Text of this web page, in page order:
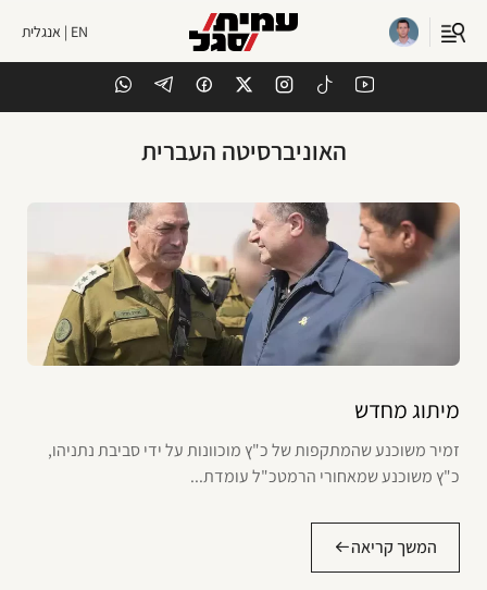
EN | אנגלית
האוניברסיטה העברית
מיתוג מחדש
זמיר משוכנע שהמתקפות של כ"ץ מוכוונות על ידי סביבת נתניהו,
כ"ץ משוכנע שמאחורי הרמטכ"ל עומדת...
המשך קריאה